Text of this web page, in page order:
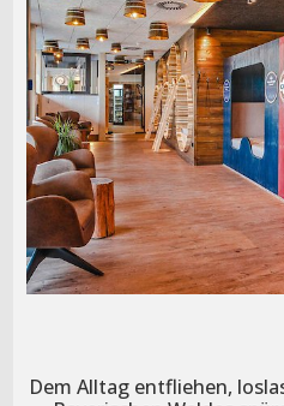
Dem Alltag entfliehen,